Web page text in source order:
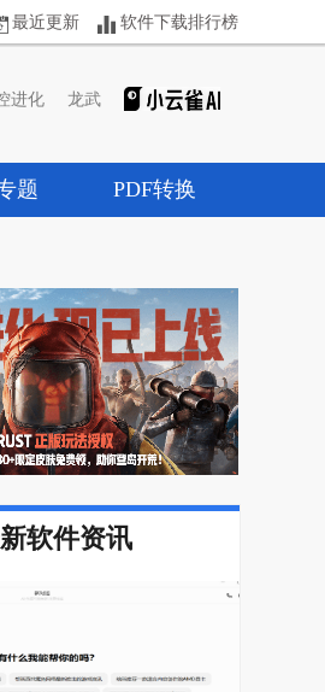
最近更新 软件下载排行榜
进化 龙武
题 PDF转换
软件资讯